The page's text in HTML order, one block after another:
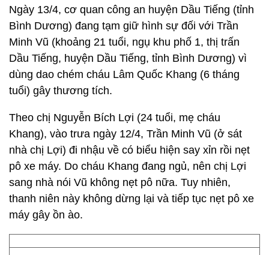
Ngày 13/4, cơ quan công an huyện Dầu Tiếng (tỉnh
Bình Dương) đang tạm giữ hình sự đối với Trần
Minh Vũ (khoảng 21 tuổi, ngụ khu phố 1, thị trấn
Dầu Tiếng, huyện Dầu Tiếng, tỉnh Bình Dương) vì
dùng dao chém cháu Lâm Quốc Khang (6 tháng
tuổi) gây thương tích.
Theo chị Nguyễn Bích Lợi (24 tuổi, mẹ cháu
Khang), vào trưa ngày 12/4, Trần Minh Vũ (ở sát
nhà chị Lợi) đi nhậu về có biểu hiện say xỉn rồi nẹt
pô xe máy. Do cháu Khang đang ngủ, nên chị Lợi
sang nhà nói Vũ không nẹt pô nữa. Tuy nhiên,
thanh niên này không dừng lại và tiếp tục nẹt pô xe
máy gây ồn ào.